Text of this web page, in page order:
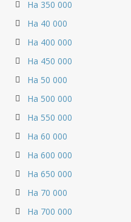
На 350 000
На 40 000
На 400 000
На 450 000
На 50 000
На 500 000
На 550 000
На 60 000
На 600 000
На 650 000
На 70 000
На 700 000